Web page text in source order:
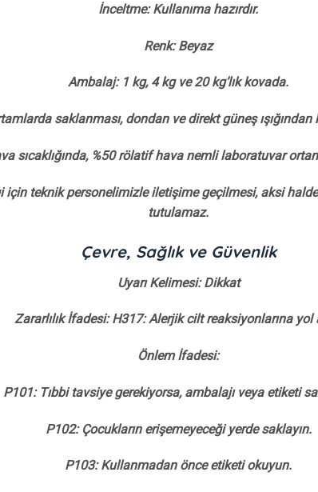
İnceltme: Kullanıma hazırdır.
Renk: Beyaz
Ambalaj: 1 kg, 4 kg ve 20 kg’lık kovada.
saklanması, dondan ve direkt güneş
sıcaklığında, %50 rölatif hava nemli laboratuvar
teknik personelimizle iletişime geçilmesi, aksi
tutulamaz.
Çevre, Sağlık ve Güvenlik
Uyarı Kelimesi: Dikkat
Zararlılık İfadesi: H317: Alerjik cilt reaksiyonlarına yol
Önlem İfadesi:
P101: Tıbbi tavsiye gerekiyorsa, ambalajı veya etiketi
P102: Çocukların erişemeyeceği yerde saklayın.
P103: Kullanmadan önce etiketi okuyun.